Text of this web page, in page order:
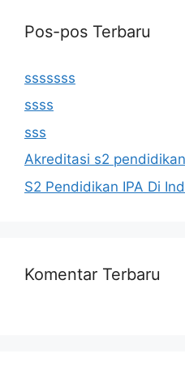
Pos-pos Terbaru
sssssss
ssss
sss
Akreditasi s2 pendidikan
S2 Pendidikan IPA Di
Komentar Terbaru